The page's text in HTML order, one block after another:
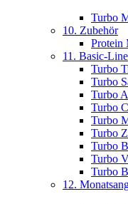
Turbo
10. Zubehör
Protein
11. Basic-Line
Turbo
Turbo
Turbo
Turbo
Turbo
Turbo
Turbo
Turbo
Turbo
12.